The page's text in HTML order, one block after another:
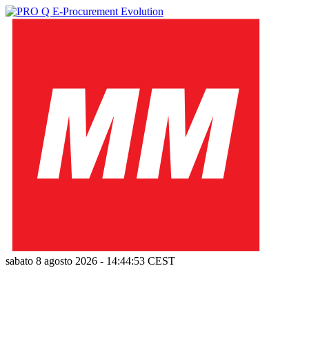
sabato 8 agosto 2026 - 14:44:54 CEST